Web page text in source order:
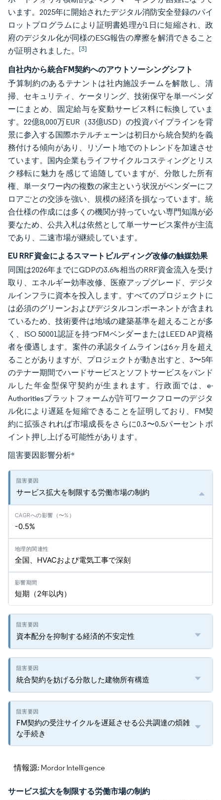
います。2025年に開始されたデジタル消防安全登録のパイ
ロットプログラムにより証明書処理が1日に短縮され、政
府のデジタル化が同様のESG報告の摩擦を解消できること
が証明されました。 [3]
自社内から統合FM契約へのアウトソーシングシフト
予算制約のあるテナントは社内施設チームを解散し、清
掃、セキュリティ、ケータリング、技術保守を単一ベンダ
ーにまとめ、固定給与を変動サービス料に転換していま
す。22億8,000万EUR（33億USD）の投資パイプラインを背
景に参入する国際ホテルチェーンは初日から統合契約を義
務付ける傾向があり、リゾート地でのトレンドを加速させ
ています。国内企業もライフサイクルコスティングとリス
ク移転に魅力を感じて追随していますが、分散した所有
権、単一タワー内の複数の家主という状況がベンダーにフ
ロアごとの交渉を強い、規模の経済を損なっています。統
合仕様の作成には多くの機関が持っていない専門知識が必
要なため、公共入札は依然として単一サービス案件が主流
であり、二速市場が継続しています。
EU RRF資金によるスマートビルディング改修の触媒効果
同国は2026年までにGDPの3.6%相当のRRF資金流入を受け
取り、エネルギー効率改修、医療アップグレード、デジタ
ルインフラに資本を投入します。すべてのプロジェクトに
は必須のグリーンおよびデジタルコンポーネントが含まれ
ているため、技術要件は地域の建築基準を超えることが多
く、ISO 50001認証を持つFMベンダーまたはLEED AP資格
者を優遇します。案件の承認タイムラインは6ヶ月を超え
ることがありますが、プロジェクトが動き出すと、3〜5年
のテナー期間でハードサービスとソフトサービスをバンド
ルした年金型保守契約が生まれます。行政面では、e-
Authoritiesプラットフォームが許可ワークフローのデジタ
ル化により遅延を短縮できることを証明しており、FM契
約に拡張されれば市場成長をさらに0.3〜0.5パーセントポ
イント押し上げる可能性があります。
阻害要因影響分析*
サービス拡大を制限する労働市場の制約
-0.5%
全国、HVACおよび電気工事で深刻
短期（2年以内）
資本配分を抑制する経済的不安定性
統合契約を妨げる分散した建物所有構造
FM契約の受注サイクルを遅延させる公共調達の煩雑
な手続き
情報源: Mordor Intelligence
サービス拡大を制限する労働市場の制約